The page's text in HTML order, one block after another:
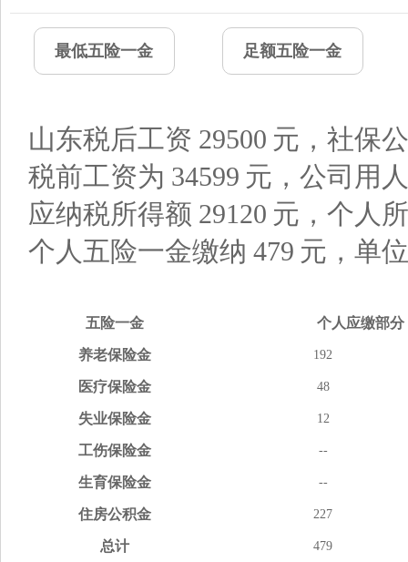
最低五险一金 足额五险一金
山东税后工资 29500 元，社保
税前工资为 34599 元，公司用
应纳税所得额 29120 元，个人
个人五险一金缴纳 479 元，单
五险一金 个人应缴部分
养老保险金 192
医疗保险金 48
失业保险金 12
工伤保险金 --
生育保险金 --
住房公积金 227
总计 479